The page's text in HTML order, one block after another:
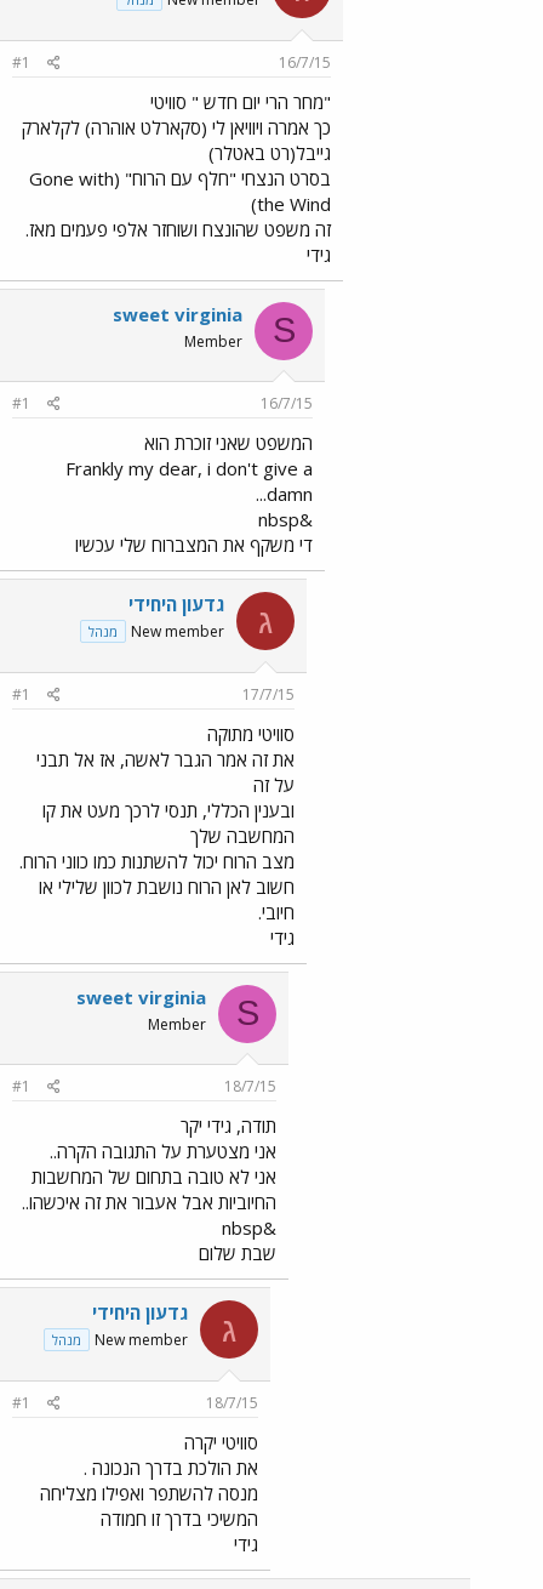
16/7/15
#1
"מחר הרי יום חדש " סוויטי
כך אמרה ויוויאן לי (סקארלט אוהרה) לקלארק
גייבל(רט באטלר)
בסרט הנצחי "חלף עם הרוח" (Gone with
the Wind)
זה משפט שהונצח ושוחזר אלפי פעמים מאז.
גידי
S
sweet virginia
Member
16/7/15
#1
המשפט שאני זוכרת הוא
Frankly my dear, i don't give a
damn...
&nbsp
די משקף את המצברוח שלי עכשיו
ג גדעון היחידי
New member מנהל
17/7/15
#1
סוויטי מתוקה
את זה אמר הגבר לאשה, אז אל תבני
על זה
ובענין הכללי, תנסי לרכך מעט את קו
המחשבה שלך
מצב הרוח יכול להשתנות כמו כווני הרוח.
חשוב לאן הרוח נושבת לכוון שלילי או
חיובי.
גידי
S
sweet virginia
Member
18/7/15
#1
תודה, גידי יקר
אני מצטערת על התגובה הקרה..
אני לא טובה בתחום של המחשבות
החיוביות אבל אעבור את זה איכשהו..
&nbsp
שבת שלום
ג גדעון היחידי
New member מנהל
18/7/15
#1
סוויטי יקרה
את הולכת בדרך הנכונה .
מנסה להשתפר ואפילו מצליחה
המשיכי בדרך זו חמודה
גידי